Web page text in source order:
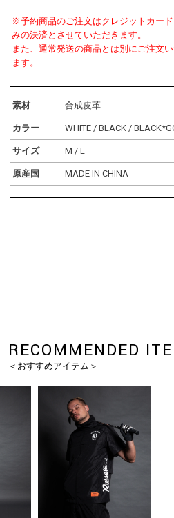
※予約商品のご注文はクレジットカー
みの決済とさせていただきます。
また、通常発送の商品とは別にご注文
ます。
素材 合成皮革
カラー WHITE / BLACK /
サイズ M / L
原産国 MADE IN CHINA
RECOMMENDED
＜おすすめアイテム＞